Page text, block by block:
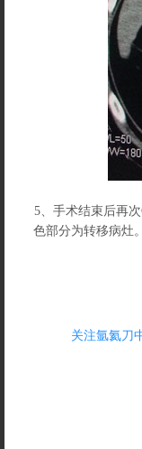
5、手术结束后再
色部分为转移病灶
关注氩氦刀